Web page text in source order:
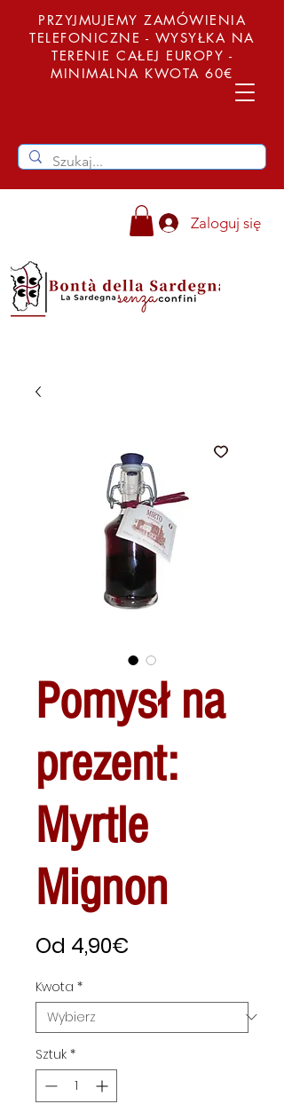
PRZYJMUJEMY ZAMÓWIENIA
TELEFONICZNE - WYSYŁKA NA
TERENIE CAŁEJ EUROPY -
MINIMALNA KWOTA 60€
Zaloguj się
Pomysł na
prezent:
Myrtle
Mignon
Od 4,90€
Kwota *
Sztuk *